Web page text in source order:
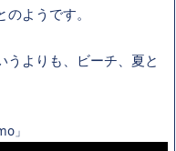
ようです。
うよりも、ビーチ、夏と
」